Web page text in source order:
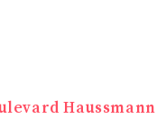
Haussmann